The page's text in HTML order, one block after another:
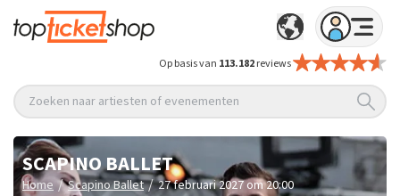
Op basis van 113.182reviews
Zoeken naar artiesten of evenementen
SCAPINO BALLET
Home / Scapino Ballet / 27 februari 2027 om 20:00